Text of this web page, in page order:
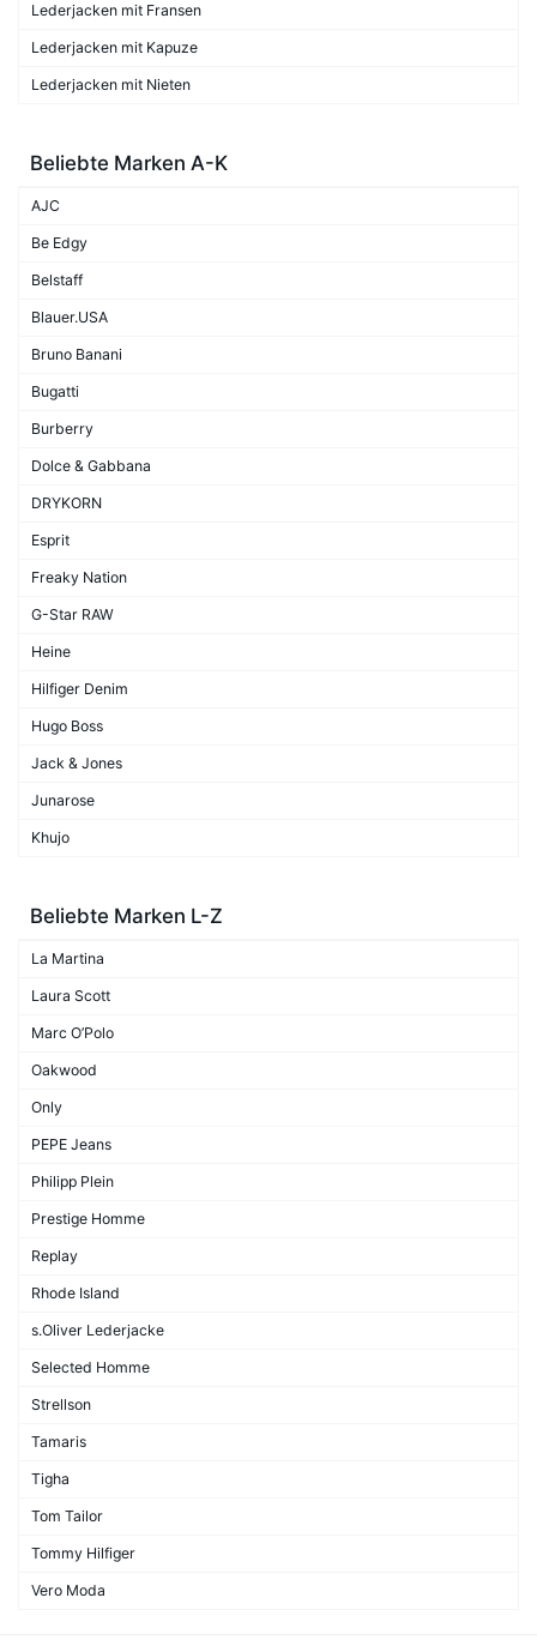
Lederjacken mit Fransen
Lederjacken mit Kapuze
Lederjacken mit Nieten
Beliebte Marken A-K
AJC
Be Edgy
Belstaff
Blauer.USA
Bruno Banani
Bugatti
Burberry
Dolce & Gabbana
DRYKORN
Esprit
Freaky Nation
G-Star RAW
Heine
Hilfiger Denim
Hugo Boss
Jack & Jones
Junarose
Khujo
Beliebte Marken L-Z
La Martina
Laura Scott
Marc O’Polo
Oakwood
Only
PEPE Jeans
Philipp Plein
Prestige Homme
Replay
Rhode Island
s.Oliver Lederjacke
Selected Homme
Strellson
Tamaris
Tigha
Tom Tailor
Tommy Hilfiger
Vero Moda